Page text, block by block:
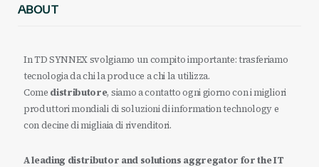
ABOUT
In TD SYNNEX svolgiamo un compito importante: trasferiamo
tecnologia da chi la produce a chi la utilizza.
Come distributore, siamo a contatto ogni giorno con i migliori
produttori mondiali di soluzioni di information technology e
con decine di migliaia di rivenditori.
A leading distributor and solutions aggregator for the IT